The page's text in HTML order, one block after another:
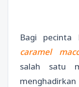
Bagi pecinta
caramel
salah satu